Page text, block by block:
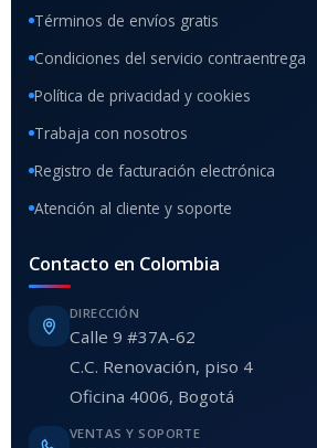
Términos de envíos gratis
Condiciones del servicio contraentrega
Política de privacidad y cookies
Trabaja con nosotros
Registro de facturación electrónica
Atención al cliente y soporte
Contacto en Colombia
DIRECCIÓN
Calle 9 #37A-62
C.C. Renovación, piso 4
Oficina 4006, Bogotá
VENTAS Y SOPORTE